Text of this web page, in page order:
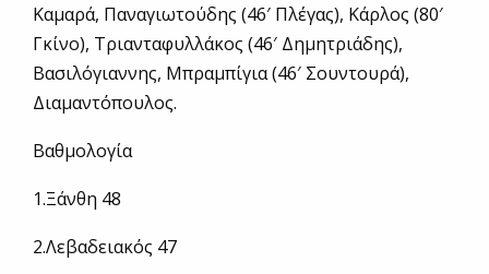
Καμαρά, Παναγιωτούδης (46′ Πλέγας), Κάρλος (80′
Γκίνο), Τριανταφυλλάκος (46′ Δημητριάδης),
Βασιλόγιαννης, Μπραμπίγια (46′ Σουντουρά),
Διαμαντόπουλος.
Βαθμολογία
1.Ξάνθη 48
2.Λεβαδειακός 47